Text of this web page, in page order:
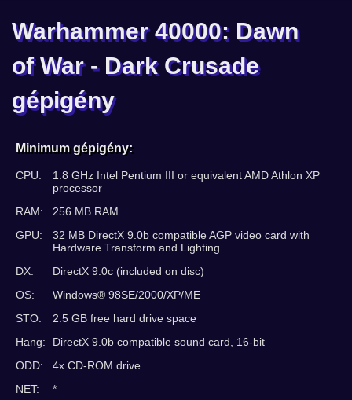
Warhammer 40000: Dawn
of War - Dark Crusade
gépigény
Minimum gépigény:
CPU:
1.8 GHz Intel Pentium III or equivalent AMD Athlon XP
processor
RAM:
256 MB RAM
GPU:
32 MB DirectX 9.0b compatible AGP video card with
Hardware Transform and Lighting
DX:
DirectX 9.0c (included on disc)
OS:
Windows® 98SE/2000/XP/ME
STO:
2.5 GB free hard drive space
Hang:
DirectX 9.0b compatible sound card, 16-bit
ODD:
4x CD-ROM drive
NET:
*